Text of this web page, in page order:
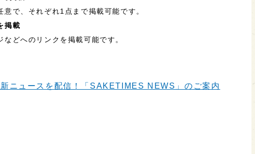
意で、それぞれ1点まで掲載可能です。
掲載
どへのリンクを掲載可能です。
ニュースを配信！「SAKETIMES NEWS」のご案内